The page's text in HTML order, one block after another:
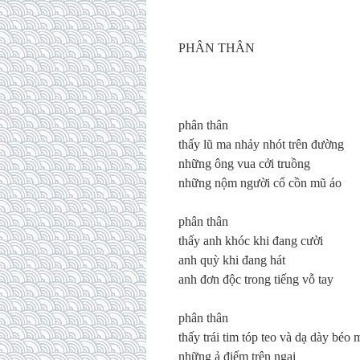
PHÂN THÂN
phân thân
thấy lũ ma nhảy nhót trên đường
những ông vua cởi truồng
những nộm người cổ cồn mũ áo
phân thân
thấy anh khóc khi đang cười
anh quỳ khi đang hát
anh đơn độc trong tiếng vỗ tay
phân thân
thấy trái tim tóp teo và dạ dày béo
những ả điếm trên ngai